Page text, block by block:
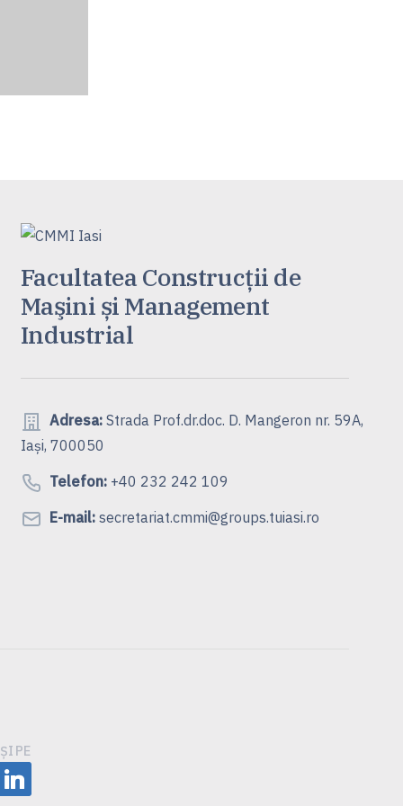
Facultatea Construcţii de
Maşini și Management
Industrial
Adresa:Strada Prof.dr.doc. D. Mangeron nr. 59A,
Iași, 700050
Telefon:+40 232 242 109
E-mail:secretariat.cmmi@groups.tuiasi.ro
PE